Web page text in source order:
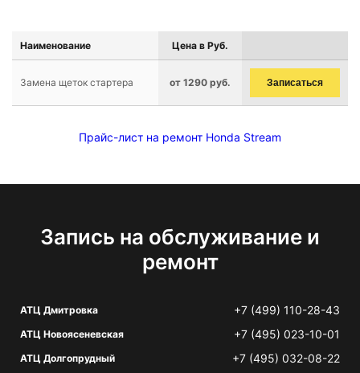
Наименование Цена в Руб.
Замена щеток стартера от 1290 руб. Записаться
Прайс-лист на ремонт Honda Stream
Запись на обслуживание и
ремонт
АТЦ Дмитровка +7 (499) 110-28-43
АТЦ Новоясеневская +7 (495) 023-10-01
АТЦ Долгопрудный +7 (495) 032-08-22